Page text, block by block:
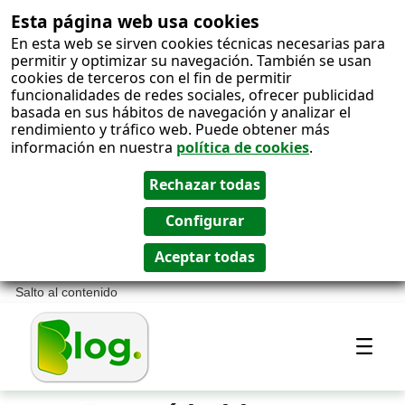
Esta página web usa cookies
En esta web se sirven cookies técnicas necesarias para
permitir y optimizar su navegación. También se usan
cookies de terceros con el fin de permitir
funcionalidades de redes sociales, ofrecer publicidad
basada en sus hábitos de navegación y analizar el
rendimiento y tráfico web. Puede obtener más
información en nuestra política de cookies.
Salto al contenido